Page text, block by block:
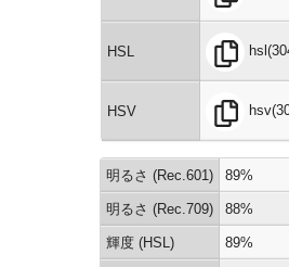
HSL
HSV
明るさ (Rec.601) 89%
明るさ (Rec.709) 88%
輝度 (HSL) 89%